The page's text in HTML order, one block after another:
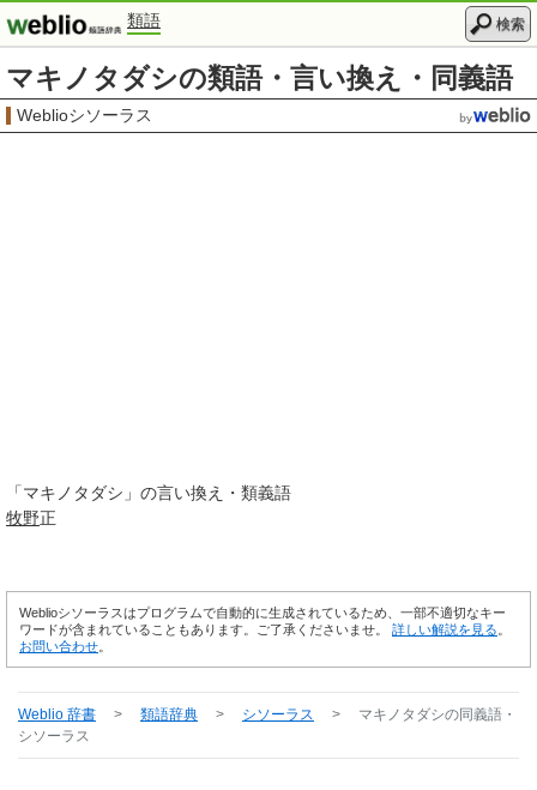
類語 検索
マキノタダシの類語・言い換え・同義語
Weblioシソーラス
「マキノタダシ 」の言い換え・類義語
牧野正
Weblioシソーラスはプログラムで自動的に生成されているため、一部不適切なキー
ワードが含まれていることもあります。ご了承くださいませ。 詳しい解説を見る
お問い合わせ
Weblio 辞書 > 類語辞典 > シソーラス > マキノタダシの同義語・
シソーラス